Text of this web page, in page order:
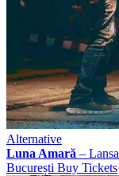
Alternative
Luna Amară –
București Buy Tickets